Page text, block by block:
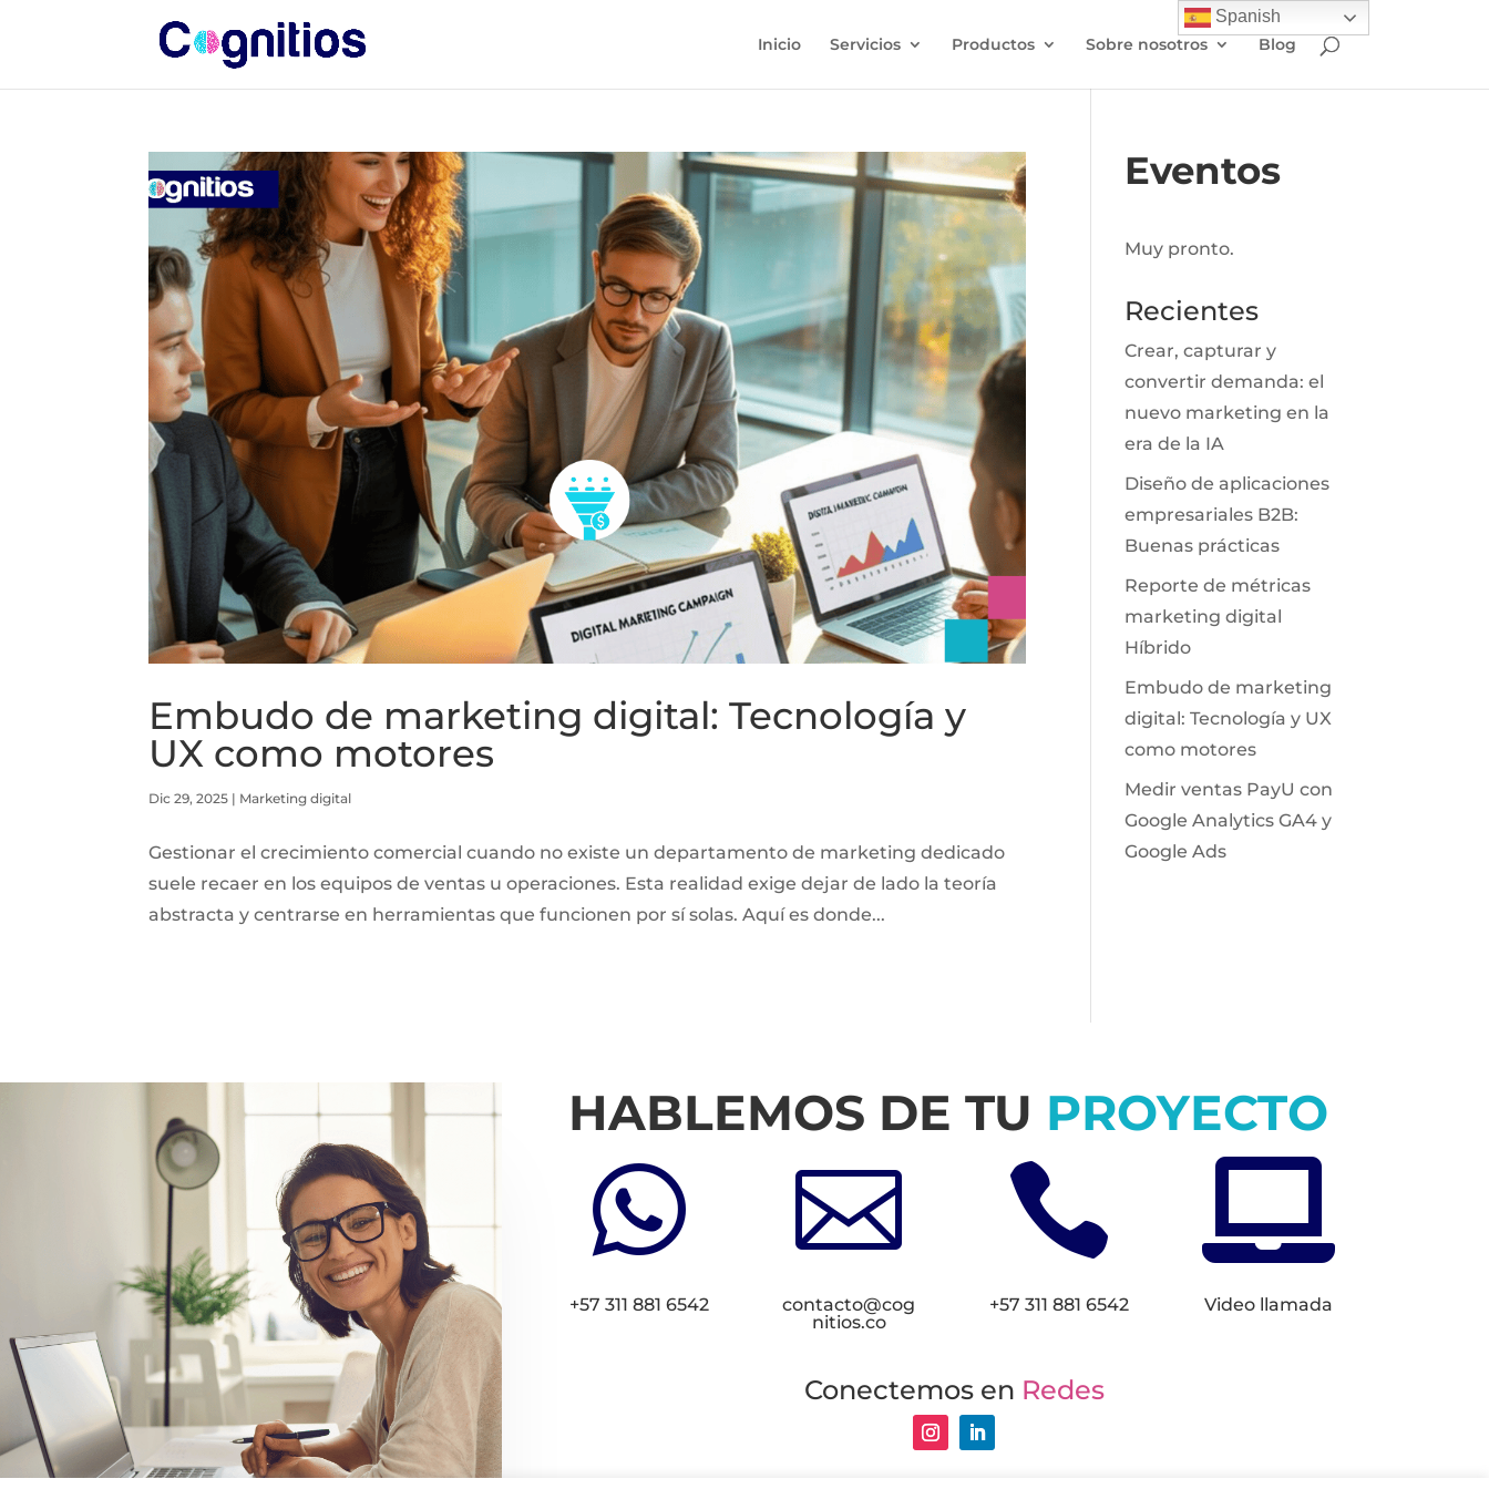
Inicio Servicios Productos Sobre nosotros Blog
Embudo de marketing digital: Tecnología y
UX como motores
Dic 29, 2025 | Marketing digital
Gestionar el crecimiento comercial cuando no existe un departamento de marketing dedicado
suele recaer en los equipos de ventas u operaciones. Esta realidad exige dejar de lado la teoría
abstracta y centrarse en herramientas que funcionen por sí solas. Aquí es donde...
Eventos
Muy pronto.
Recientes
Crear, capturar y
convertir demanda: el
nuevo marketing en la
era de la IA
Diseño de aplicaciones
empresariales B2B:
Buenas prácticas
Reporte de métricas
marketing digital
Híbrido
Embudo de marketing
digital: Tecnología y UX
como motores
Medir ventas PayU con
Google Analytics GA4 y
Google Ads
HABLEMOS DE TU PROYECTO

+57 311 881 6542

contacto@cog
nitios.co

+57 311 881 6542

Video llamada
Conectemos en Redes
Spanish